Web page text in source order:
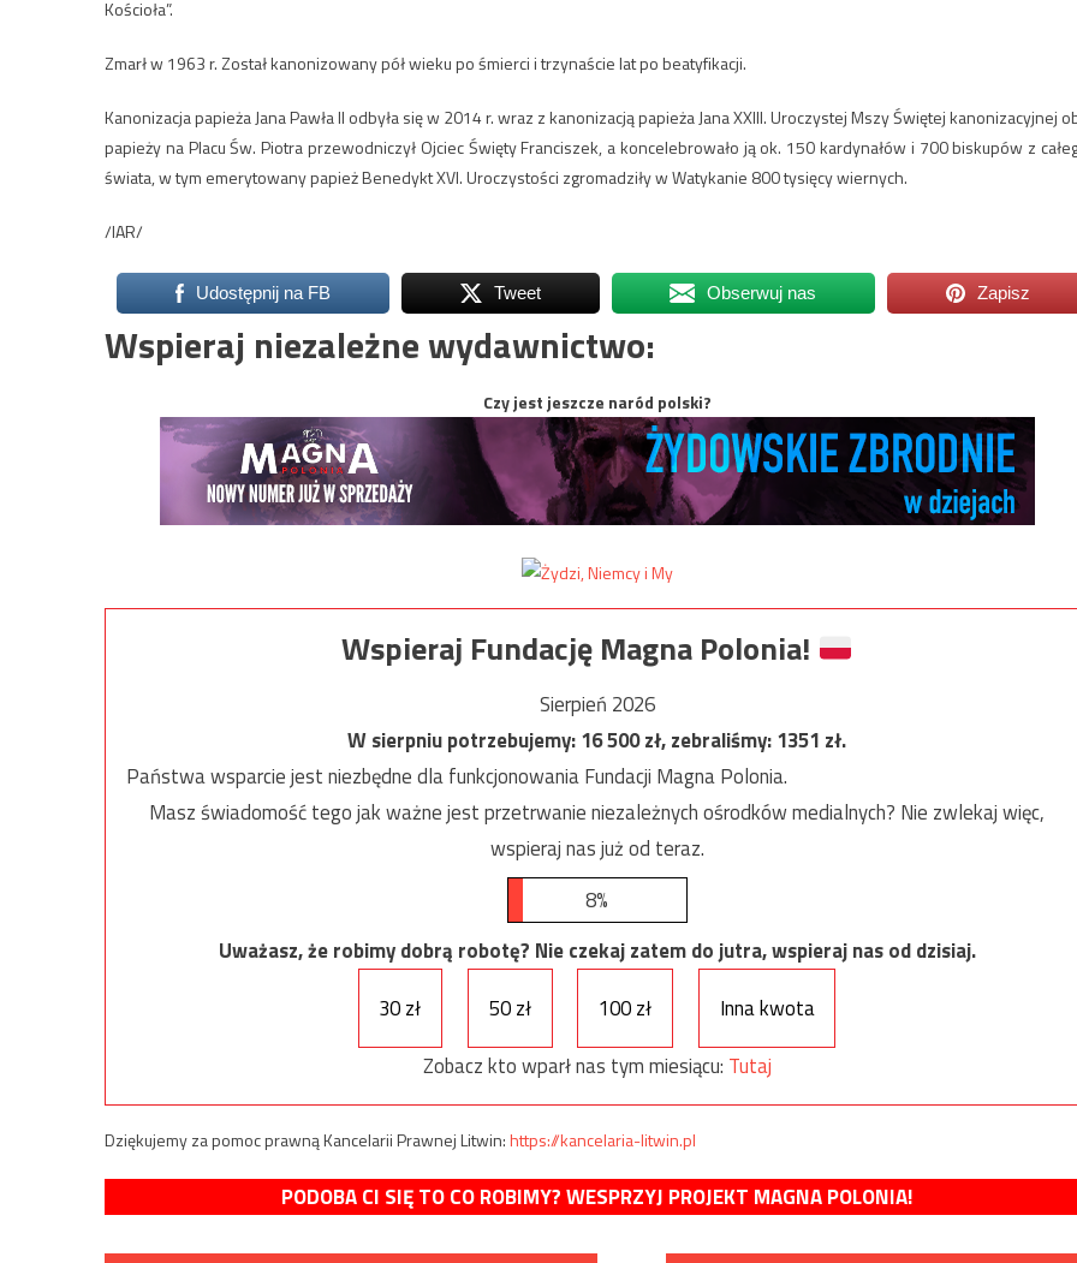
Kościoła”.
Zmarł w 1963 r. Został kanonizowany pół wieku po śmierci i trzynaście lat po beatyfikacji.
Kanonizacja papieża Jana Pawła II odbyła się w 2014 r. wraz z kanonizacją papieża Jana XXIII. Uroczystej Mszy Świętej kanonizacyjnej
papieży na Placu Św. Piotra przewodniczył Ojciec Święty Franciszek, a koncelebrowało ją ok. 150 kardynałów i 700 biskupów z
świata, w tym emerytowany papież Benedykt XVI. Uroczystości zgromadziły w Watykanie 800 tysięcy wiernych.
/IAR/
Udostępnij na FB Tweet Obserwuj nas Zapisz
Wspieraj niezależne wydawnictwo:
Czy jest jeszcze naród polski?
Wspieraj Fundację Magna Polonia!
Sierpień 2026
W sierpniu potrzebujemy:16 500zł, zebraliśmy:1351 zł.
Państwa wsparcie jest niezbędne dla funkcjonowania Fundacji Magna Polonia.
Masz świadomość tego jak ważne jest przetrwanie niezależnych ośrodków medialnych? Nie zwlekaj więc,
wspieraj nas już od teraz.
8%
Uważasz, że robimy dobrą robotę? Nie czekaj zatem do jutra, wspieraj nas od dzisiaj.
30 zł
50 zł 100 zł
Inna kwota
Zobacz kto wparł nas tym miesiącu: Tutaj
Dziękujemy za pomoc prawną Kancelarii Prawnej Litwin:https://kancelaria-litwin.pl
PODOBA CI SIĘ TO CO ROBIMY? WESPRZYJ PROJEKT MAGNA POLONIA!